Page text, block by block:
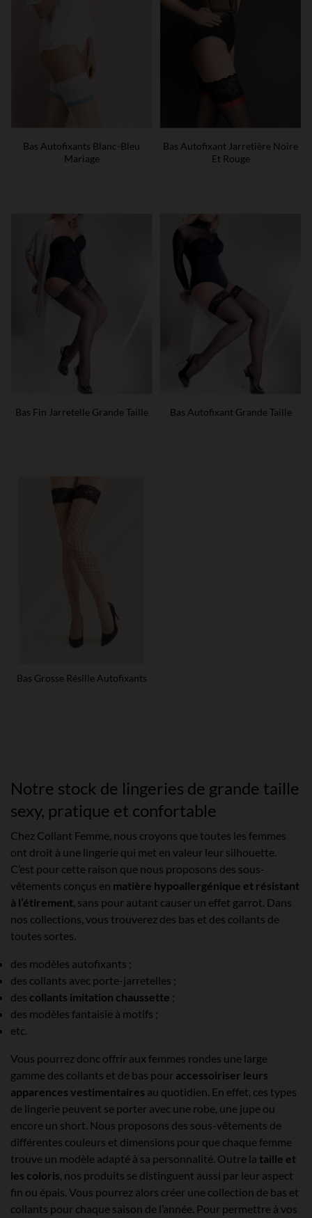
Bas Autofixants Blanc-Bleu
Mariage
Bas Autofixant Jarretière Noire
Et Rouge
Bas Fin Jarretelle Grande Taille Bas Autofixant Grande Taille
Bas Grosse Résille Autofixants
Notre stock de lingeries de grande taille
sexy, pratique et confortable
Chez Collant Femme, nous croyons que toutes les femmes
ont droit à une lingerie qui met en valeur leur silhouette.
C’est pour cette raison que nous proposons des sous-
vêtements conçus en matière hypoallergénique et résistant
à l’étirement, sans pour autant causer un effet garrot. Dans
nos collections, vous trouverez des bas et des collants de
toutes sortes.
des modèles autofixants ;
des collants avec porte-jarretelles ;
des collants imitation chaussette ;
des modèles fantaisie à motifs ;
etc.
Vous pourrez donc offrir aux femmes rondes une large
gamme des collants et de bas pour accessoiriser leurs
apparences vestimentaires au quotidien. En effet, ces types
de lingerie peuvent se porter avec une robe, une jupe ou
encore un short. Nous proposons des sous-vêtements de
différentes couleurs et dimensions pour que chaque femme
trouve un modèle adapté à sa personnalité. Outre la taille et
les coloris, nos produits se distinguent aussi par leur aspect
fin ou épais. Vous pourrez alors créer une collection de bas et
collants pour chaque saison de l’année. Pour permettre à vos